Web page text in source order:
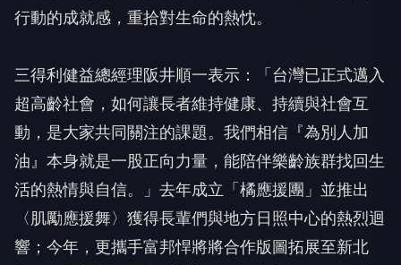
行動的成就感，重拾對生命的熱忱。
三得利健益總經理阪井順一表示：「台灣已正式邁入
超高齡社會，如何讓長者維持健康、持續與社會互
動，是大家共同關注的課題。我們相信『為別人加
油』本身就是一股正向力量，能陪伴樂齡族群找回生
活的熱情與自信。」去年成立「橘應援團」並推出
〈肌勵應援舞〉獲得長輩們與地方日照中心的熱烈迴
響；今年，更攜手富邦悍將將合作版圖拓展至新北